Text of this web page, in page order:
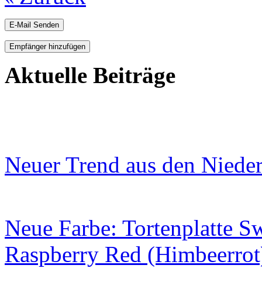
E-Mail Senden
Empfänger hinzufügen
Aktuelle Beiträge
Neuer Trend aus den
Neue Farbe: Tortenplatte
Raspberry Red